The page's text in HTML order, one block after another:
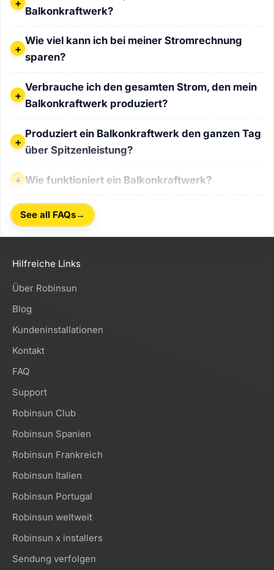
Balkonkraftwerk?
Wie viel kann ich bei meiner Stromrechnung
sparen?
Verbrauche ich den gesamten Strom, den mein
Balkonkraftwerk produziert?
Produziert ein Balkonkraftwerk den ganzen Tag
über Spitzenleistung?
Wie funktioniert ein Balkonkraftwerk?
Wie funktioniert ein Balkonkraftwerk?
See all FAQs→
Hilfreiche Links
Über Robinsun
Blog
Kundeninstallationen
Kontakt
FAQ
Support
Robinsun Club
Robinsun Spanien
Robinsun Frankreich
Robinsun Italien
Robinsun Portugal
Robinsun weltweit
Robinsun x installers
Sendung verfolgen